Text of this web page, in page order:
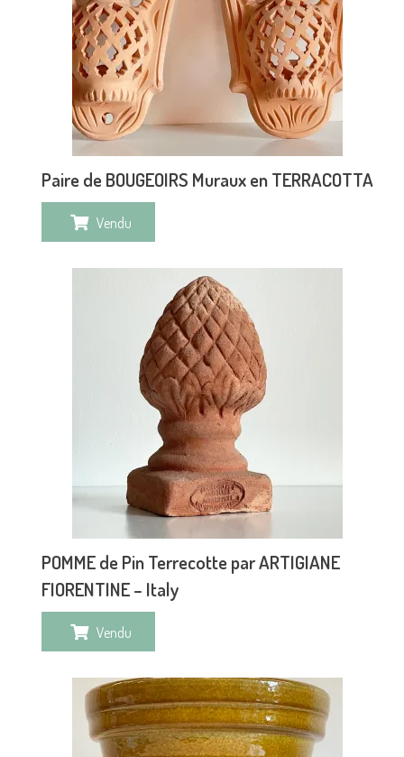
Paire de BOUGEOIRS Muraux en TERRACOTTA
Vendu
POMME de Pin Terrecotte par ARTIGIANE
FIORENTINE – Italy
Vendu